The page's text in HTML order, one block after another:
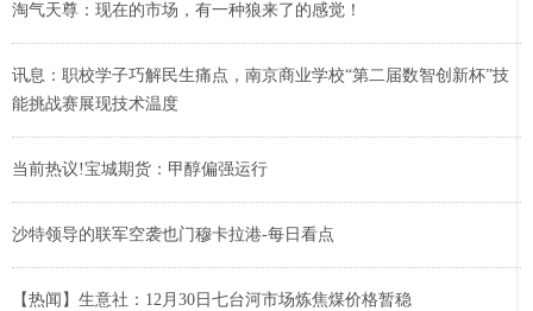
淘气天尊：现在的市场，有一种狼来了的感觉！
讯息：职校学子巧解民生痛点，南京商业学校“第二届数智创新杯”技
能挑战赛展现技术温度
当前热议!宝城期货：甲醇偏强运行
沙特领导的联军空袭也门穆卡拉港-每日看点
【热闻】生意社：12月30日七台河市场炼焦煤价格暂稳